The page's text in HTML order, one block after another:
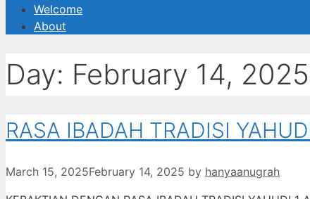
Welcome
About
Day: February 14, 2025
RASA IBADAH TRADISI
March 15, 2025February 14, 2025 by hanyaanugrah